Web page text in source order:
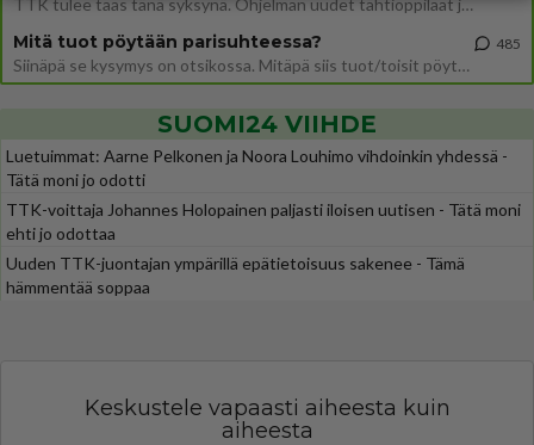
TTK tulee taas tänä syksynä. Ohjelman uudet tähtioppilaat julkistetaan torstaina 6. elokuuta klo 14 alkavassa lehdistö
Mitä tuot pöytään parisuhteessa?
Siinäpä se kysymys on otsikossa. Mitäpä siis tuot/toisit pöytään parisuhteessa? Oletko mies vai nainen? Koetko sen mitä
485
SUOMI24 VIIHDE
Luetuimmat: Aarne Pelkonen ja Noora Louhimo vihdoinkin yhdessä -
Tätä moni jo odotti
TTK-voittaja Johannes Holopainen paljasti iloisen uutisen - Tätä moni
ehti jo odottaa
Uuden TTK-juontajan ympärillä epätietoisuus sakenee - Tämä
hämmentää soppaa
Keskustele vapaasti aiheesta kuin
aiheesta